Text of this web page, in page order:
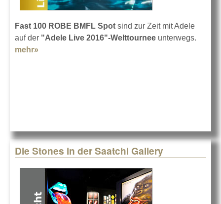
Fast 100 ROBE BMFL Spot sind zur Zeit mit Adele
auf der "Adele Live 2016"-Welttournee unterwegs.
mehr»
Die Stones in der Saatchi Gallery